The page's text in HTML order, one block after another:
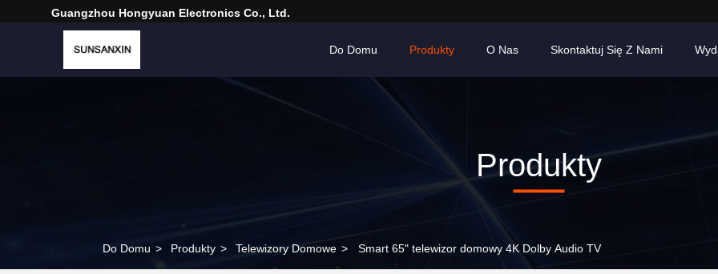
Guangzhou Hongyuan Electronics Co., Ltd.
Do Domu Produkty O Nas Skontaktuj Się Z Nami
Produkty
Do Domu > Produkty > Telewizory Domowe > Smart 65" telewizor domowy 4K Dolby Audio TV